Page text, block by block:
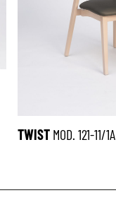
TWISTMOD. 121-11/1A